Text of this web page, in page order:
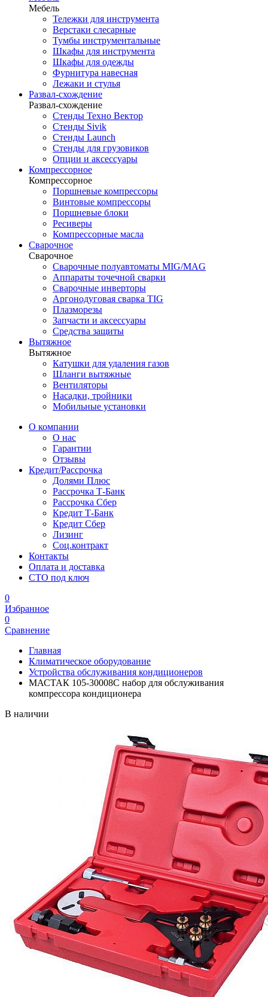
Мебель
Тележки для инструмента
Верстаки слесарные
Тумбы инструментальные
Шкафы для инструмента
Шкафы для одежды
Фурнитура навесная
Лежаки и стулья
Развал-схождение
Развал-схождение
Стенды Техно Вектор
Стенды Sivik
Стенды Launch
Стенды для грузовиков
Опции и аксессуары
Компрессорное
Компрессорное
Поршневые компрессоры
Винтовые компрессоры
Поршневые блоки
Ресиверы
Компрессорные масла
Сварочное
Сварочное
Сварочные полуавтоматы MIG/MAG
Аппараты точечной сварки
Сварочные инверторы
Аргонодуговая сварка TIG
Плазморезы
Запчасти и аксессуары
Средства защиты
Вытяжное
Вытяжное
Катушки для удаления газов
Шланги вытяжные
Вентиляторы
Насадки, тройники
Мобильные установки
О компании
О нас
Гарантии
Отзывы
Кредит/Рассрочка
Долями Плюс
Рассрочка Т-Банк
Рассрочка Сбер
Кредит Т-Банк
Кредит Сбер
Лизинг
Соц.контракт
Контакты
Оплата и доставка
СТО под ключ
0
Избранное
0
Сравнение
Главная
Климатическое оборудование
Устройства обслуживания кондиционеров
МАСТАК 105-30008C набор для обслуживания
компрессора кондиционера
В наличии